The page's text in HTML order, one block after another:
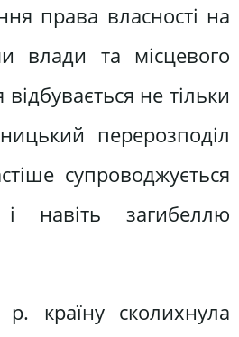
права власності на
влади та місцевого
не тільки
перерозподіл
супроводжується
навіть загибеллю
країну сколихнула